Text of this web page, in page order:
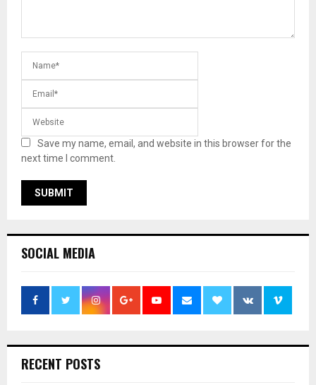
Save my name, email, and website in this browser for the
next time I comment.
SOCIAL MEDIA
RECENT POSTS